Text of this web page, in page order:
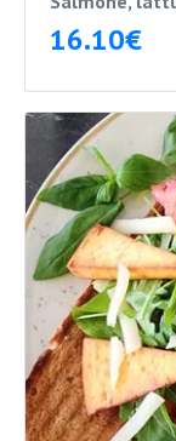
16.10€